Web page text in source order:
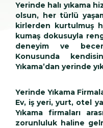
Yerinde halı yıkama
olsun, her türlü
kirlerden kurtulmuş
kumaş dokusuyla
deneyim ve
Konusunda
Yıkama’dan yerinde
Yerinde Yıkama
Ev, iş yeri, yurt, otel
Yıkama firmaları
zorunluluk haline